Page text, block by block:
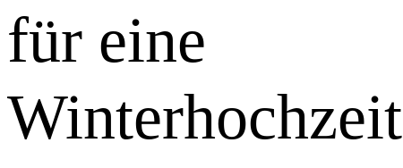
für eine
Winterhochzeit